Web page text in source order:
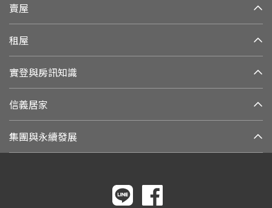
賣屋
租屋
實登與房訊知識
信義居家
集團與永續發展